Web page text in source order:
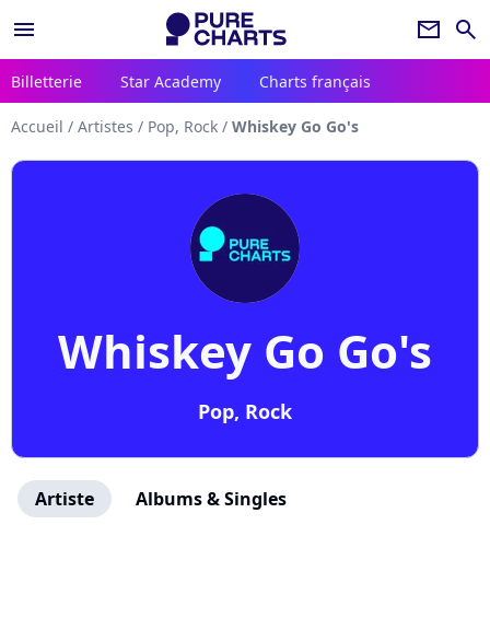
menu newsletter search
Billetterie Star Academy Charts français
Accueil / Artistes / Pop, Rock / Whiskey Go Go's
Whiskey Go Go's
Pop, Rock
Artiste Albums & Singles